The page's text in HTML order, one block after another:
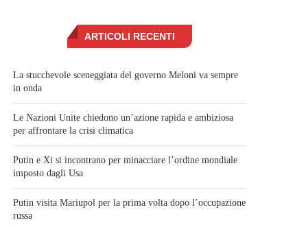
ARTICOLI RECENTI
La stucchevole sceneggiata del governo Meloni va sempre
in onda
Le Nazioni Unite chiedono un’azione rapida e ambiziosa
per affrontare la crisi climatica
Putin e Xi si incontrano per minacciare l’ordine mondiale
imposto dagli Usa
Putin visita Mariupol per la prima volta dopo l’occupazione
russa